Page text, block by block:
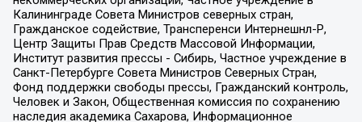
Калининграде Совета Министров северных стран,
Гражданское содействие, Трансперенси Интернешнл-Р,
Центр Защиты Прав Средств Массовой Информации,
Институт развития прессы - Сибирь, Частное учреждение в
Санкт-Петербурге Совета Министров Северных Стран,
Фонд поддержки свободы прессы, Гражданский контроль,
Человек и Закон, Общественная комиссия по сохранению
наследия академика Сахарова, Информационное